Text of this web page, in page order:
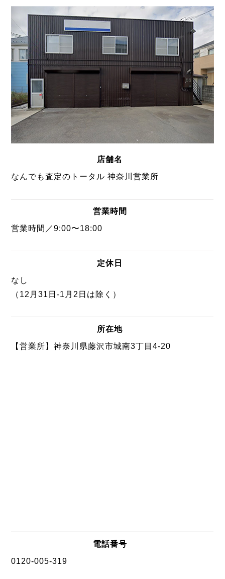
店舗名
なんでも査定のトータル 神奈川営業所
営業時間
営業時間／9:00〜18:00
定休日
なし
（12月31日-1月2日は除く）
所在地
【営業所】神奈川県藤沢市城南3丁目4-20
電話番号
0120-005-319